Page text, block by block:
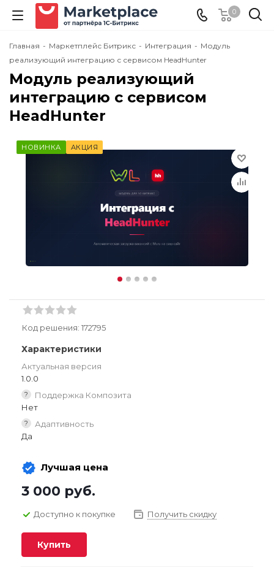
0
Главная - Маркетплейс Битрикс - Интеграция - Модуль
реализующий интеграцию с сервисом HeadHunter
Модуль реализующий
интеграцию с сервисом
HeadHunter
НОВИНКА АКЦИЯ
Код решения: 172795
Характеристики
Актуальная версия
1.0.0
?
Поддержка Композита
Нет
?
Адаптивность
Да
Лучшая цена
3 000 руб.
Доступно к покупке Получить скидку
Купить